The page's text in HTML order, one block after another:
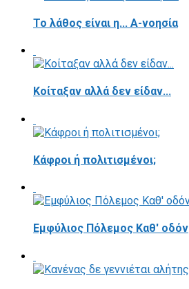
Το λάθος είναι η... Α-νοησία
Κοίταξαν αλλά δεν είδαν...
Κάφροι ή πολιτισμένοι;
Εμφύλιος Πόλεμος Καθ' οδόν